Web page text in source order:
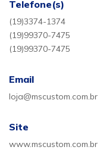
Telefone(s)
(19)3374-1374
(19)99370-7475
(19)99370-7475
Email
loja@mscustom.com.br
Site
www.mscustom.com.br